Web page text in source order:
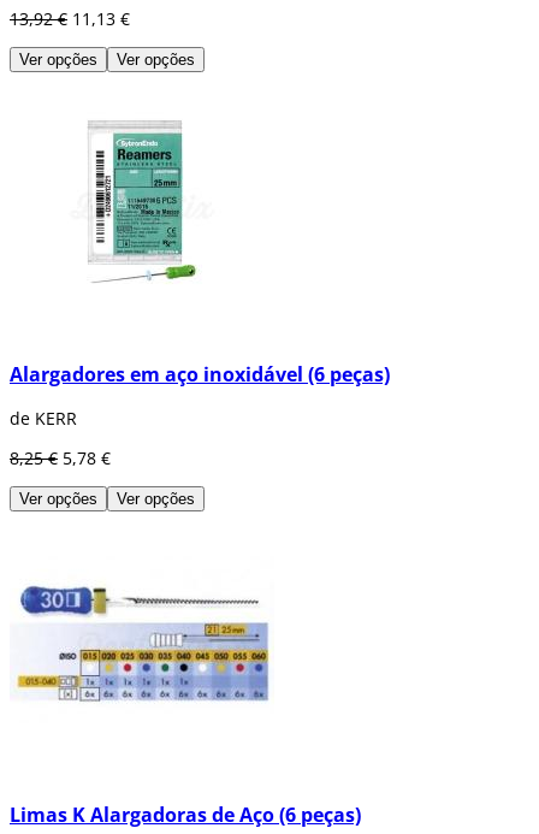
13,92 € 11,13 €
Ver opções Ver opções
Alargadores em aço inoxidável (6 peças)
de KERR
8,25 € 5,78 €
Ver opções Ver opções
Limas K Alargadoras de Aço (6 peças)